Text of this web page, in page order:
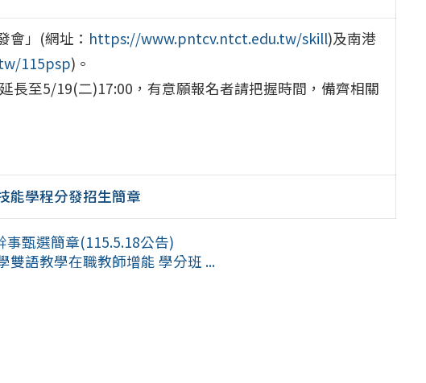
會」(網址： https://www.pntcv.ntct.edu.tw/skill)及南港
115psp)。
長至5/19(二)17:00，有意願報名者請把握時間，備齊相關
能學程分發招生簡章
甄選簡章(115.5.18公告)
雙語教學在職教師增能 學分班 ...